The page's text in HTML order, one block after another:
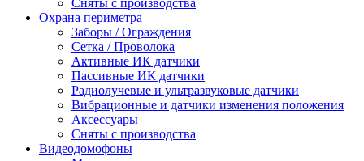
Охрана периметра
Заборы / Ограждения
Сетка / Проволока
Активные ИК датчики
Пассивные ИК датчики
Радиолучевые и ультразвуковые датчики
Вибрационные и датчики изменения положения
Аксессуары
Сняты с производства
Видеодомофоны